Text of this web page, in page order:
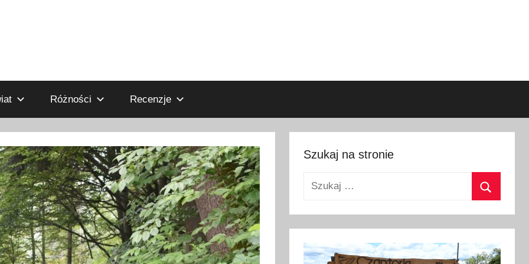
Różności Recenzje
Szukaj na stronie
Szukaj: